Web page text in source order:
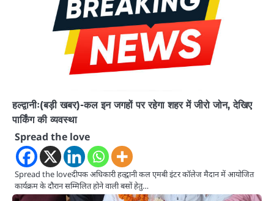
हल्द्वानीः(बड़ी खबर)-कल इन जगहों पर रहेगा शहर में जीरो जोन, देखिए
पार्किंग की व्यवस्था
Spread the love
Spread the loveदीपक अधिकारी हल्द्वानी कल एमबी इंटर कॉलेज मैदान में आयोजित
कार्यक्रम के दौरान सम्मिलित होने वाली बसों हेतु…